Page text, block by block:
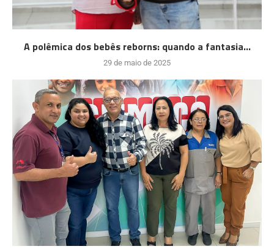
A polêmica dos bebês reborns: quando a fantasia...
29 de maio de 2025